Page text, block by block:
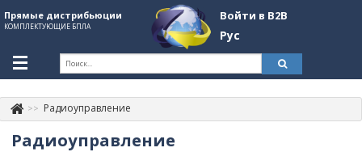
Прямые дистрибьюции
КОМПЛЕКТУЮЩИЕ БПЛА
Войти в B2B
Рус
+380507774092 Контакты
Радиоуправление
Радиоуправление